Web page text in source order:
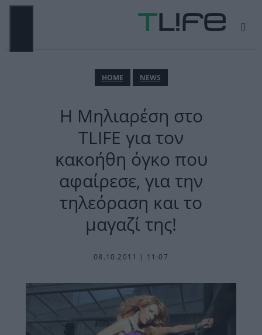
Μετάβαση
ΗΟΜΕ NEWS
H Mηλιαρέση στο
TLIFE για τον
κακοήθη όγκο που
αφαίρεσε, για την
τηλεόραση και το
μαγαζί της!
08.10.2011 | 11:07